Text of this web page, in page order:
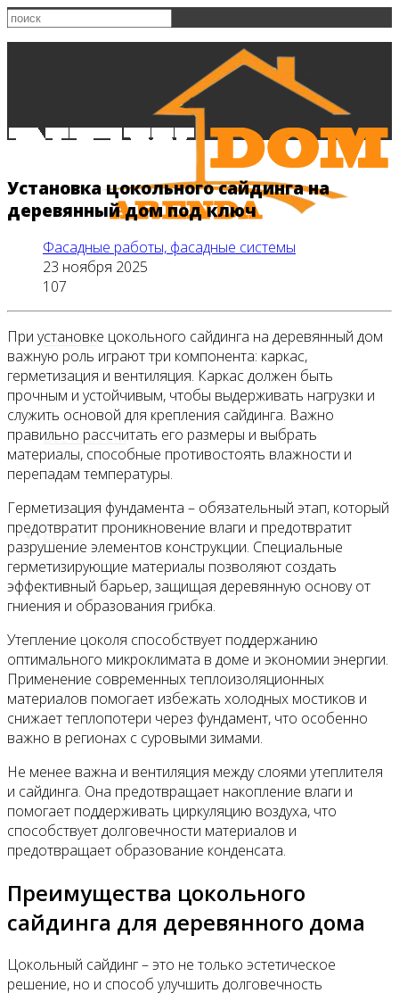
Главная
Все новости
Видео
Установка цокольного сайдинга на
деревянный дом под ключ
Фасадные работы, фасадные системы
23 ноября 2025
107
При установке цокольного сайдинга на деревянный дом
важную роль играют три компонента: каркас,
герметизация и вентиляция. Каркас должен быть
прочным и устойчивым, чтобы выдерживать нагрузки и
служить основой для крепления сайдинга. Важно
правильно рассчитать его размеры и выбрать
материалы, способные противостоять влажности и
перепадам температуры.
Герметизация фундамента – обязательный этап, который
предотвратит проникновение влаги и предотвратит
разрушение элементов конструкции. Специальные
герметизирующие материалы позволяют создать
эффективный барьер, защищая деревянную основу от
гниения и образования грибка.
Утепление цоколя способствует поддержанию
оптимального микроклимата в доме и экономии энергии.
Применение современных теплоизоляционных
материалов помогает избежать холодных мостиков и
снижает теплопотери через фундамент, что особенно
важно в регионах с суровыми зимами.
Не менее важна и вентиляция между слоями утеплителя
и сайдинга. Она предотвращает накопление влаги и
помогает поддерживать циркуляцию воздуха, что
способствует долговечности материалов и
предотвращает образование конденсата.
Преимущества цокольного
сайдинга для деревянного дома
Цокольный сайдинг – это не только эстетическое
решение, но и способ улучшить долговечность